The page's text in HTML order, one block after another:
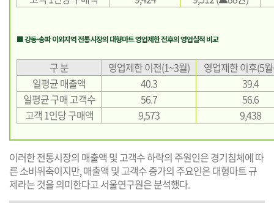
■ 강동·송파 이외지역 전통시장의 대형마트 영업제한 전후의 영업실적 비교
구 분 영업제한 이전(1~3월)
영업제한 이후(5
일평균 매출액
40.3
39.4
일평균 구매 고객수
56.7
56.6
고객 1인당 구매액
9,573 9,438
이러한 전통시장의 매출액 및 고객수 하락의 주원인은 경기침체에 따
른 소비위축이지만, 매출액 및 고객수 증가의 주요인은 대형마트 규
제라는 것을 의미한다고 서울연구원은 분석했다.